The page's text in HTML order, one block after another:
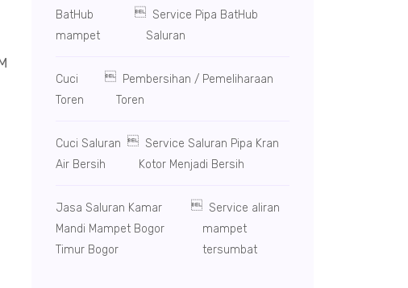
BatHub
mampet
 Service Pipa BatHub
Saluran
Cuci
Toren
 Pembersihan / Pemeliharaan
Toren
Cuci Saluran
Air Bersih
Service Saluran Pipa Kran
Kotor Menjadi Bersih
Jasa Saluran Kamar
Mandi Mampet Bogor
Timur Bogor
Service aliran
mampet
tersumbat